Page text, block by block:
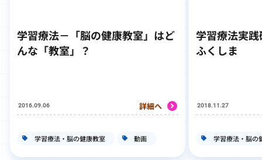
学習療法－「脳の健康教室」はど
んな「教室」？
2016.09.06 詳細へ
学習療法・脳の健康教室 動画
学習療法実
ふくしま
2018.11.27
学習療法・脳の